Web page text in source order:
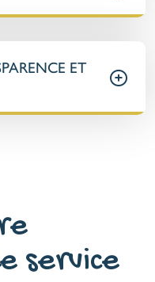
ET
service